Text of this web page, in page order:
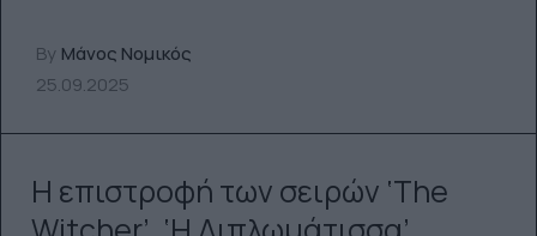
By Μάνος Νομικός
25.09.2025
Η επιστροφή των σειρών ‘The